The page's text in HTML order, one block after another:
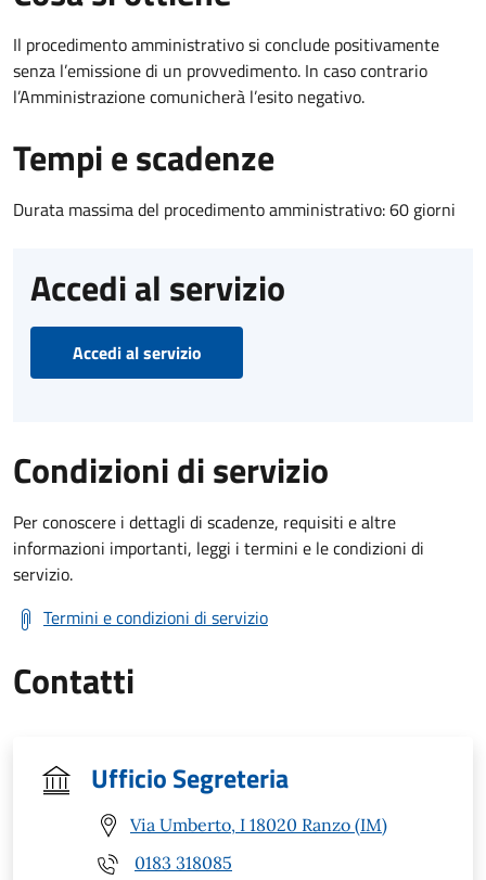
Il procedimento amministrativo si conclude positivamente
senza l’emissione di un provvedimento. In caso contrario
l’Amministrazione comunicherà l’esito negativo.
Tempi e scadenze
Durata massima del procedimento amministrativo: 60 giorni
Accedi al servizio
Accedi al servizio
Condizioni di servizio
Per conoscere i dettagli di scadenze, requisiti e altre
informazioni importanti, leggi i termini e le condizioni di
servizio.
Termini e condizioni di servizio
Contatti
Ufficio Segreteria
Via Umberto, I 18020 Ranzo (IM)
0183 318085